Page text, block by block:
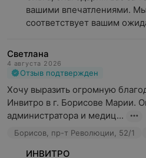
вашими впечатлениями.
соответствует вашим
Светлана
4 августа 2026
Отзыв подтвержден
Хочу выразить огромную
Инвитро в г. Борисове Марии.
администратора и медиц...
Борисов, пр-т Революции, 52/1
ИНВИТРО